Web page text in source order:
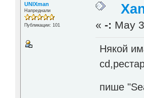
UNIXman
Напреднали
Публикации: 101 «-: May
Някой
пише